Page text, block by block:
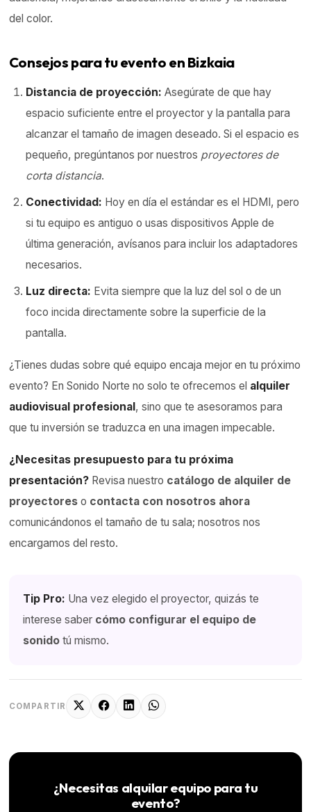
del color.
Consejos para tu evento en Bizkaia
Distancia de proyección: Asegúrate de que hay
espacio suficiente entre el proyector y la pantalla para
alcanzar el tamaño de imagen deseado. Si el espacio es
pequeño, pregúntanos por nuestros proyectores de
corta distancia.
Conectividad: Hoy en día el estándar es el HDMI, pero
si tu equipo es antiguo o usas dispositivos Apple de
última generación, avísanos para incluir los adaptadores
necesarios.
Luz directa: Evita siempre que la luz del sol o de un
foco incida directamente sobre la superficie de la
pantalla.
¿Tienes dudas sobre qué equipo encaja mejor en tu próximo
evento? En Sonido Norte no solo te ofrecemos el alquiler
audiovisual profesional, sino que te asesoramos para
que tu inversión se traduzca en una imagen impecable.
¿Necesitas presupuesto para tu próxima
presentación?Revisa nuestro catálogo de alquiler de
proyectoreso contacta con nosotros ahora
comunicándonos el tamaño de tu sala; nosotros nos
encargamos del resto.
Tip Pro: Una vez elegido el proyector, quizás te
interese saber cómo configurar el equipo de
sonidotú mismo.
COMPARTIR
¿Necesitas alquilar equipo para tu
evento?